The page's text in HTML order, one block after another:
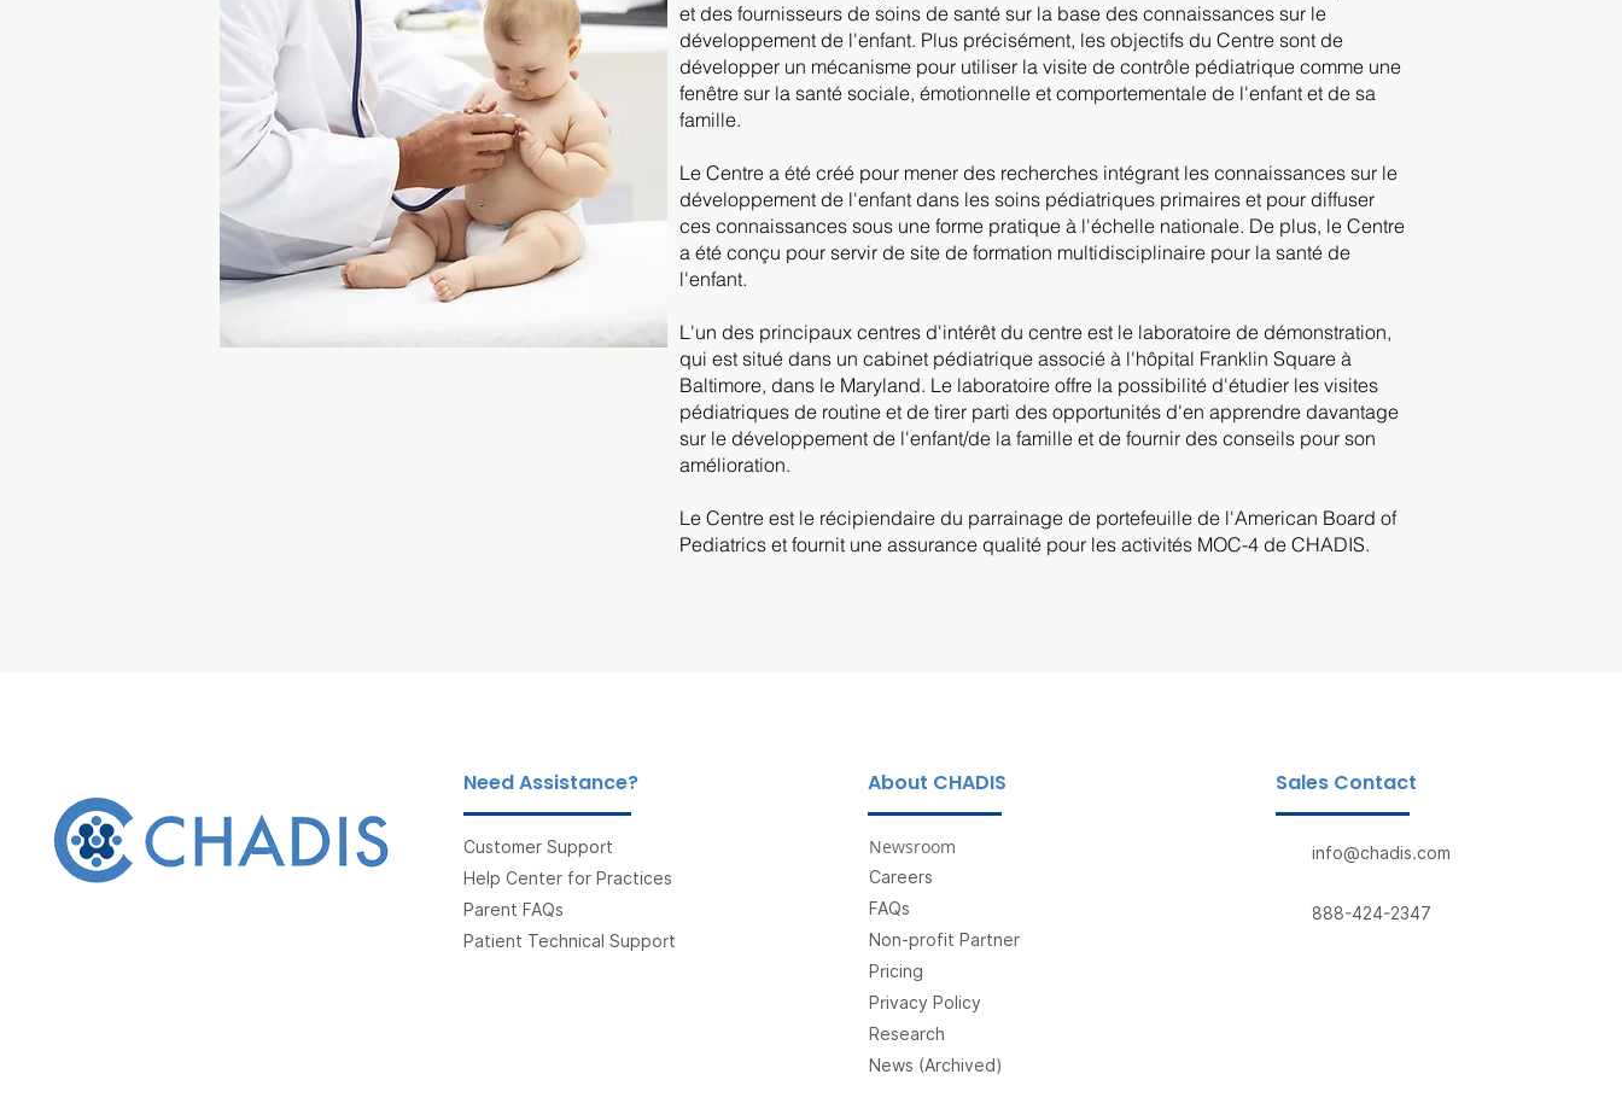
et des fournisseurs de soins de santé sur la base des connaissances sur le
développement de l'enfant. Plus précisément, les objectifs du Centre sont de
développer un mécanisme pour utiliser la visite de contrôle pédiatrique comme une
fenêtre sur la santé sociale, émotionnelle et comportementale de l'enfant et de sa
famille.
Le Centre a été créé pour mener des recherches intégrant les connaissances sur le
développement de l'enfant dans les soins pédiatriques primaires et pour diffuser
ces connaissances sous une forme pratique à l'échelle nationale. De plus, le Centre
a été conçu pour servir de site de formation multidisciplinaire pour la santé de
l'enfant.
L'un des principaux centres d'intérêt du centre est le laboratoire de démonstration,
qui est situé dans un cabinet pédiatrique associé à l'hôpital Franklin Square à
Baltimore, dans le Maryland. Le laboratoire offre la possibilité d'étudier les visites
pédiatriques de routine et de tirer parti des opportunités d'en apprendre davantage
sur le développement de l'enfant/de la famille et de fournir des conseils pour son
amélioration.
Le Centre est le récipiendaire du parrainage de portefeuille de l'American Board of
Pediatrics et fournit une assurance qualité pour les activités MOC-4 de CHADIS.
Need Assistance?
Customer Support
Help Center for Practices
Parent FAQs
Patient Technical Support
About CHADIS
Newsroom
Careers
FAQs
Non-profit Partner
Pricing
Privacy Policy
Research
News (Archived)
Sales Contact
info@chadis.com
888-424-2347